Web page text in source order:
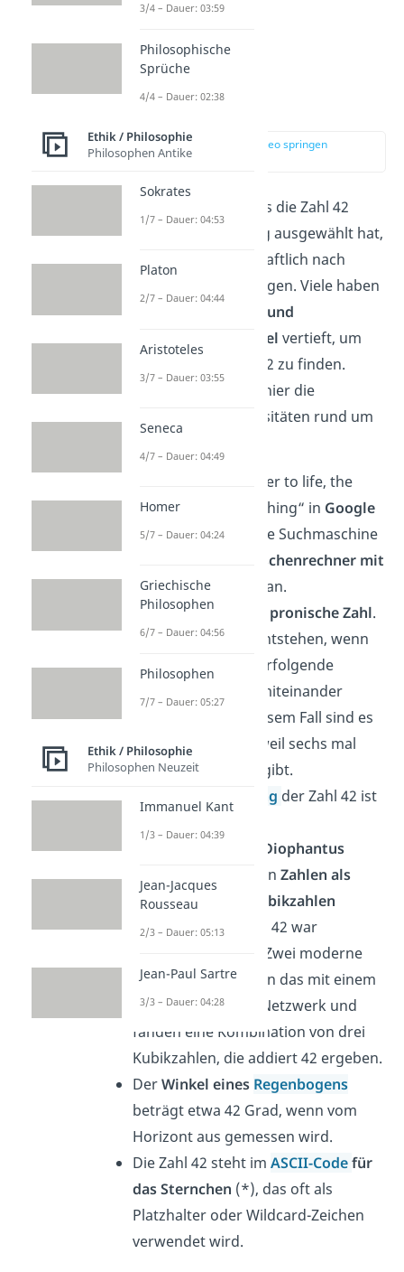
Trivia zur 42
zur Stelle im Video springen
(02:10)
Obwohl Douglas Adams die Zahl 42
ohne tiefere Bedeutung ausgewählt hat,
suchten Fans leidenschaftlich nach
verborgenen Bedeutungen. Viele haben
sich in
mathematische und
wissenschaftliche Rätsel vertieft, um
einen Sinn in der Zahl 42 zu finden.
Deshalb zeigen wir dir hier die
interessantesten Kuriositäten rund um
Wenn du „the answer to life, the
universe and everything“ in Google
eingibst, zeigt dir die Suchmaschine
Taschenrechner mit
der 42als Ergebnis an.
Die 42 ist die
siebte pronische Zahl.
Pronische Zahlen entstehen, wenn
du zwei aufeinanderfolgende
miteinander
multiplizierst. In diesem Fall sind es
sechs und sieben, weil sechs mal
sieben genau 42 ergibt.
Binärdarstellung der Zahl 42 ist
Diophantus
fragte einst, wie man Zahlen als
Summe von drei Kubikzahlen
darstellen kann; die 42 war
besonders knifflig. Zwei moderne
Mathematiker lösten das mit einem
großen Computer-Netzwerk und
fanden eine Kombination von drei
Kubikzahlen, die addiert 42 ergeben.
DerWinkel eines Regenbogens
beträgt etwa 42 Grad, wenn vom
Horizont aus gemessen wird.
Die Zahl 42 steht im ASCII-Codefür
das Sternchen (*), das oft als
Platzhalter oder Wildcard-Zeichen
verwendet wird.
3/4 – Dauer: 03:59
Philosophische
Sprüche
4/4 – Dauer: 02:38
Ethik / Philosophie
Philosophen Antike
Sokrates
1/7 – Dauer: 04:53
Platon
2/7 – Dauer: 04:44
Aristoteles
3/7 – Dauer: 03:55
Seneca
4/7 – Dauer: 04:49
Homer
5/7 – Dauer: 04:24
Griechische
Philosophen
6/7 – Dauer: 04:56
Philosophen
7/7 – Dauer: 05:27
Ethik / Philosophie
Philosophen Neuzeit
Immanuel Kant
1/3 – Dauer: 04:39
Jean-Jacques
Rousseau
2/3 – Dauer: 05:13
Jean-Paul Sartre
3/3 – Dauer: 04:28